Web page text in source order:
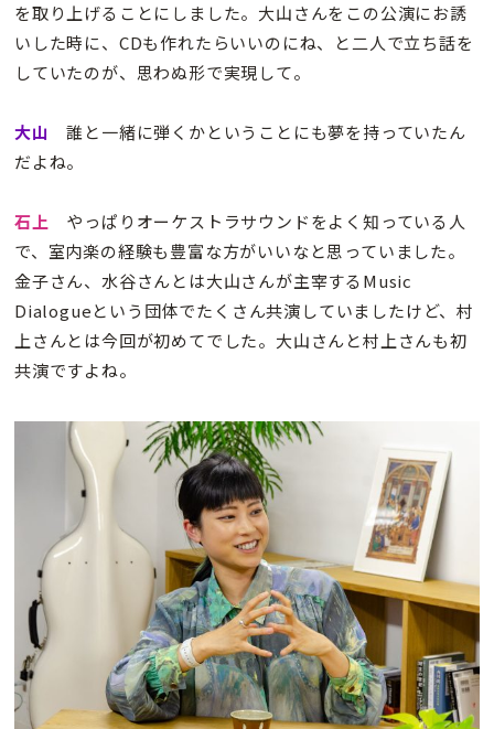
を取り上げることにしました。大山さんをこの公演にお誘
いした時に、CDも作れたらいいのにね、と二人で立ち話を
していたのが、思わぬ形で実現して。
大山
誰と一緒に弾くかということにも夢を持っていたん
だよね。
石上
やっぱりオーケストラサウンドをよく知っている人
で、室内楽の経験も豊富な方がいいなと思っていました。
金子さん、水谷さんとは大山さんが主宰するMusic
Dialogueという団体でたくさん共演していましたけど、村
上さんとは今回が初めてでした。大山さんと村上さんも初
共演ですよね。